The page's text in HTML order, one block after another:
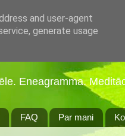
Eneagramma.
FAQ Par mani
and user-agent
generate usage